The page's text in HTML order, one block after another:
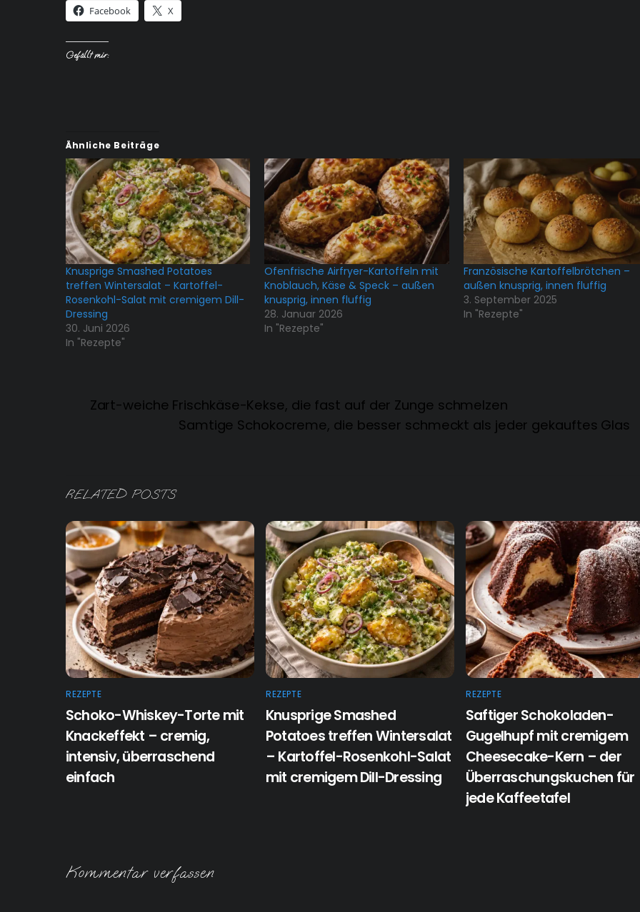
Facebook X
Gefällt mir:
Ähnliche Beiträge
Knusprige Smashed Potatoes
treffen Wintersalat – Kartoffel-
Rosenkohl-Salat mit cremigem Dill-
Dressing
30. Juni 2026
In "Rezepte"
Ofenfrische Airfryer-Kartoffeln mit
Knoblauch, Käse & Speck – außen
knusprig, innen fluffig
28. Januar 2026
In "Rezepte"
Französische Kartoffelbrötchen –
außen knusprig, innen fluffig
3. September 2025
In "Rezepte"
Zart-weiche Frischkäse-Kekse, die fast auf der Zunge schmelzen
Samtige Schokocreme, die besser schmeckt als jeder gekauftes Glas
RELATED POSTS
REZEPTE
Schoko-Whiskey-Torte mit
Knackeffekt – cremig,
intensiv, überraschend
einfach
REZEPTE
Knusprige Smashed
Potatoes treffen Wintersalat
– Kartoffel-Rosenkohl-Salat
mit cremigem Dill-Dressing
REZEPTE
Saftiger Schokoladen-
Gugelhupf mit cremigem
Cheesecake-Kern – der
Überraschungskuchen für
jede Kaffeetafel
Kommentar verfassen